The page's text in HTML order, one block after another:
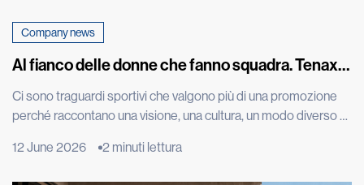
Company news
Al fianco delle donne che fanno squadra. Tenax
A1 della squadra di basket femminile di Costa
Masnaga
Ci sono traguardi sportivi che valgono più di una promozione
perché raccontano una visione, una cultura, un modo diverso di
Masnaga, squadra di basket femminile di cui siamo sponsor, è
12 June 2026 2 minuti lettura